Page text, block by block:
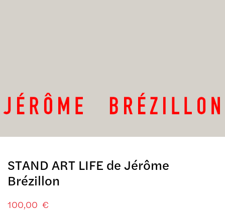
STAND ART LIFE de Jérôme
Brézillon
100,00 €